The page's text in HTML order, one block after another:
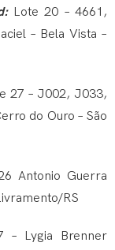
Lote 20 – 4661,
– Bela Vista –
27 – J002, J033,
do Ouro – São
Antonio Guerra
RS
– Lygia Brenner